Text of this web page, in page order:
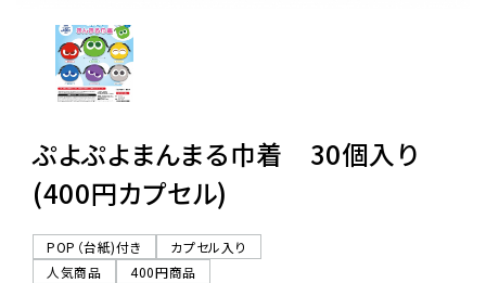
06-6282-7659
ぷよぷよまんまる巾着 30個入り
(400円カプセル)
POP（台紙)付き
カプセル入り
人気商品
400円商品